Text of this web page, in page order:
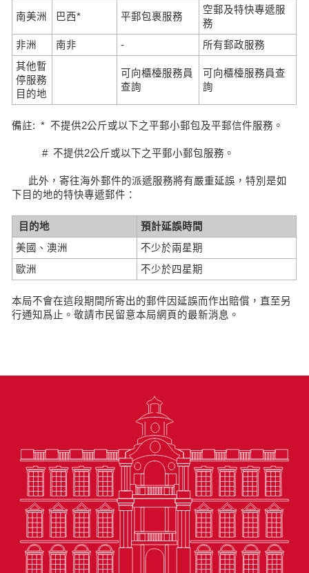
南美洲 巴西* 平郵包裹服務
空郵及特快專遞服
務
非洲
南非 -
所有郵政服務
其他暫
停服務
目的地
可向櫃檯服務員
查詢
可向櫃檯服務員查
詢
備註: * 不提供2公斤或以下之平郵小郵包及平郵信件服務。
# 不提供2公斤或以下之平郵小郵包服務。
此外，寄往海外郵件的派遞服務將有嚴重延誤，特別是如
下目的地的特快專遞郵件：
目的地
預計延誤時間
美國、澳洲
不少於兩星期
歐洲
不少於四星期
本局不會在這段期間所寄出的郵件因延誤而作出賠償，直至另
行通知爲止。敬請市民留意本局網頁的最新消息。